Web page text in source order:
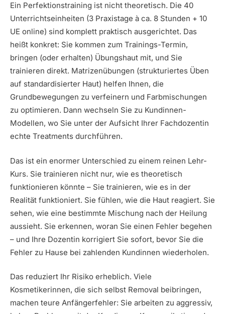
Ein Perfektionstraining ist nicht theoretisch. Die 40
Unterrichtseinheiten (3 Praxistage à ca. 8 Stunden + 10
UE online) sind komplett praktisch ausgerichtet. Das
heißt konkret: Sie kommen zum Trainings-Termin,
bringen (oder erhalten) Übungshaut mit, und Sie
trainieren direkt. Matrizenübungen (strukturiertes Üben
auf standardisierter Haut) helfen Ihnen, die
Grundbewegungen zu verfeinern und Farbmischungen
zu optimieren. Dann wechseln Sie zu Kundinnen-
Modellen, wo Sie unter der Aufsicht Ihrer Fachdozentin
echte Treatments durchführen.
Das ist ein enormer Unterschied zu einem reinen Lehr-
Kurs. Sie trainieren nicht nur, wie es theoretisch
funktionieren könnte – Sie trainieren, wie es in der
Realität funktioniert. Sie fühlen, wie die Haut reagiert. Sie
sehen, wie eine bestimmte Mischung nach der Heilung
aussieht. Sie erkennen, woran Sie einen Fehler begehen
– und Ihre Dozentin korrigiert Sie sofort, bevor Sie die
Fehler zu Hause bei zahlenden Kundinnen wiederholen.
Das reduziert Ihr Risiko erheblich. Viele
Kosmetikerinnen, die sich selbst Removal beibringen,
machen teure Anfängerfehler: Sie arbeiten zu aggressiv,